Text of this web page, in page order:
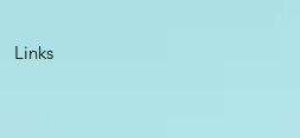
Links